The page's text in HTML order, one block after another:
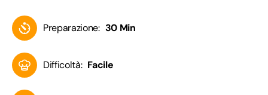
Preparazione: 30 Min
Difficoltà: Facile